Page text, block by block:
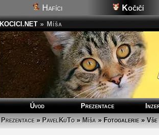
Hafíci Kočičí
KOCICI.NET » Míša
Úvod Prezentace
Prezentace»PavelKuTo»Míša»Fotogalerie »